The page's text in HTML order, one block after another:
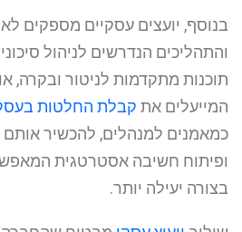
בנוסף, יועצים עסקיים מספקים
והתהליכים הנדרשים לניהול
תוכנות מתקדמות לניטור ובקרה,
המייעלים את קבלת החלטות
כמאמנים למנהלים, להכשיר אותם
ופיתוח חשיבה אסטרטגית
בצורה יעילה יותר.